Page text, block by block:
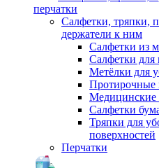
перчатки
Салфетки, тряпки,
держатели к ним
Салфетки из
Салфетки для
Метёлки для
Протирочные
Медицинские
Салфетки
Тряпки для
поверхностей
Перчатки